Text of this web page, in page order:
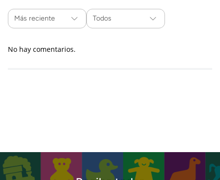
Más reciente Todos
No hay comentarios.